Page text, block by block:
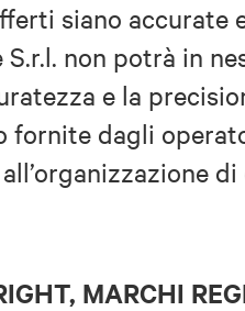
siano accurate
S.r.l. non potrà in
e la
fornite dagli
di
MARCHI